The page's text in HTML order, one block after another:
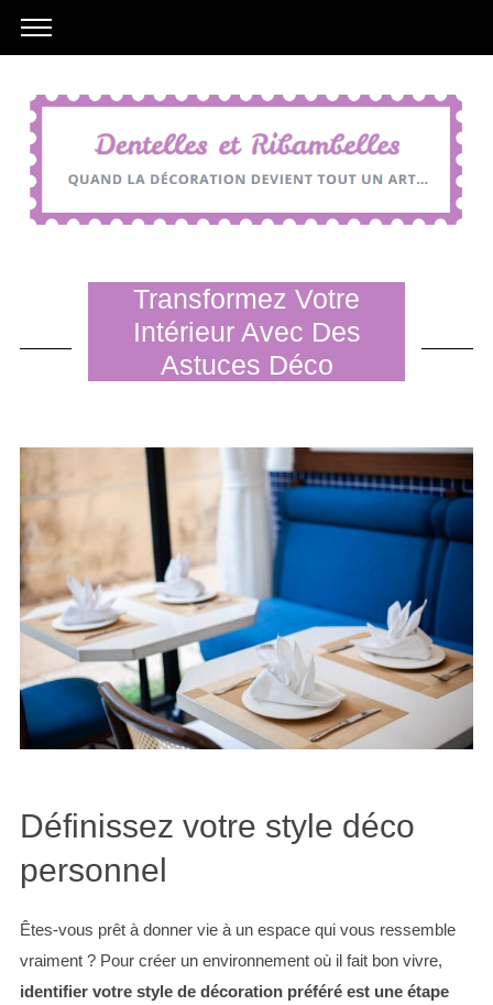
Transformez Votre
Intérieur Avec Des
Astuces Déco
Définissez votre style déco
personnel
Êtes-vous prêt à donner vie à un espace qui vous ressemble
vraiment ? Pour créer un environnement où il fait bon vivre,
identifier votre style de décoration préféré est une étape